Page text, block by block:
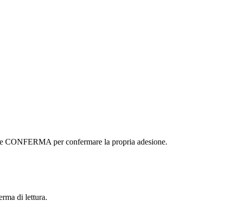
CONFERMA per confermare la propria adesione.
di lettura.